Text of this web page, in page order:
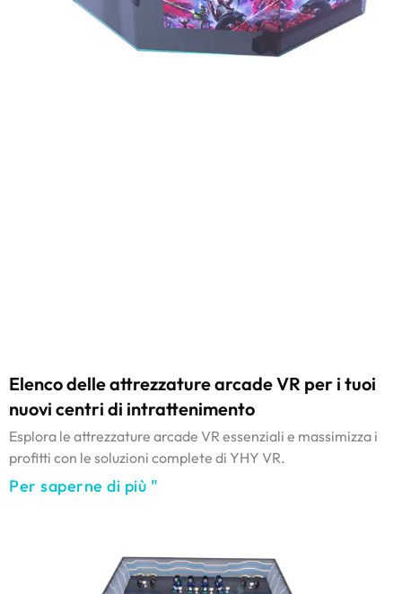
Elenco delle attrezzature arcade VR per i tuoi
nuovi centri di intrattenimento
Esplora le attrezzature arcade VR essenziali e massimizza i
profitti con le soluzioni complete di YHY VR.
Per saperne di più "